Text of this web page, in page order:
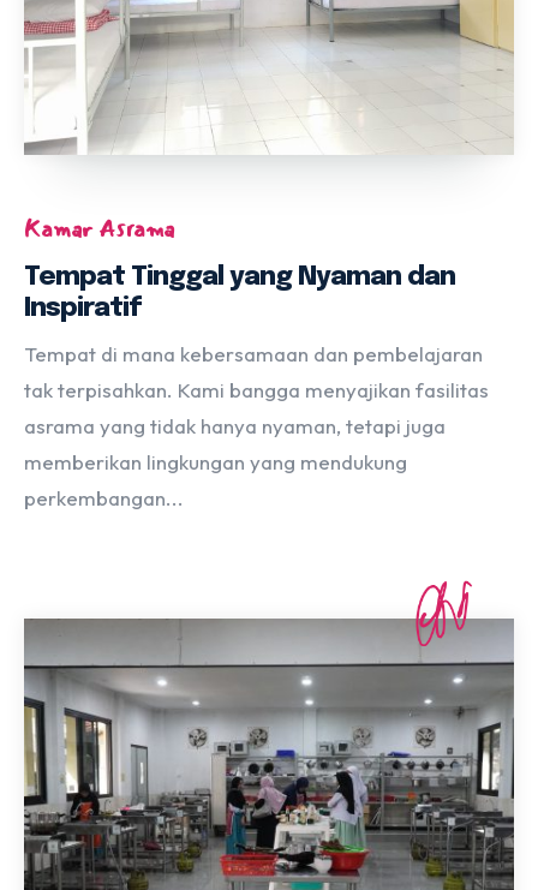
Kamar Asrama
Tempat Tinggal yang Nyaman dan
Inspiratif
Tempat di mana kebersamaan dan pembelajaran
tak terpisahkan. Kami bangga menyajikan fasilitas
asrama yang tidak hanya nyaman, tetapi juga
memberikan lingkungan yang mendukung
perkembangan...